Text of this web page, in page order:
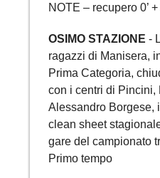
NOTE – recupero 0’
OSIMO STAZIONE -
ragazzi di Manisera,
Prima Categoria,
con i centri di Pincini,
Alessandro Borgese,
clean sheet
gare del campionato
Primo tempo